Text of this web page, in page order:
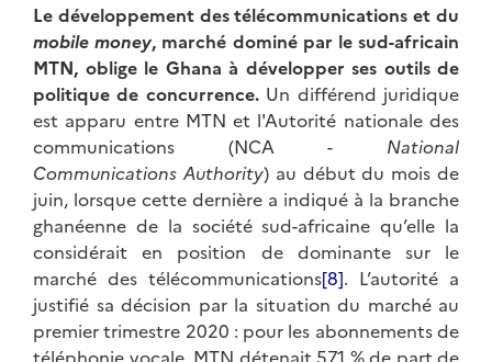
Le développement des télécommunications et du
mobile money, marché dominé par le sud-africain
MTN, oblige le Ghana à développer ses outils de
politique de concurrence.Un différend juridique
est apparu entre MTN et l'Autorité nationale des
communications (NCA - National
Communications Authority) au début du mois de
juin, lorsque cette dernière a indiqué à la branche
ghanéenne de la société sud-africaine qu’elle la
considérait en position de dominante sur le
marché des télécommunications[8]. L’autorité a
justifié sa décision par la situation du marché au
premier trimestre 2020 : pour les abonnements de
téléphonie vocale, MTN détenait 57,1 % de part de